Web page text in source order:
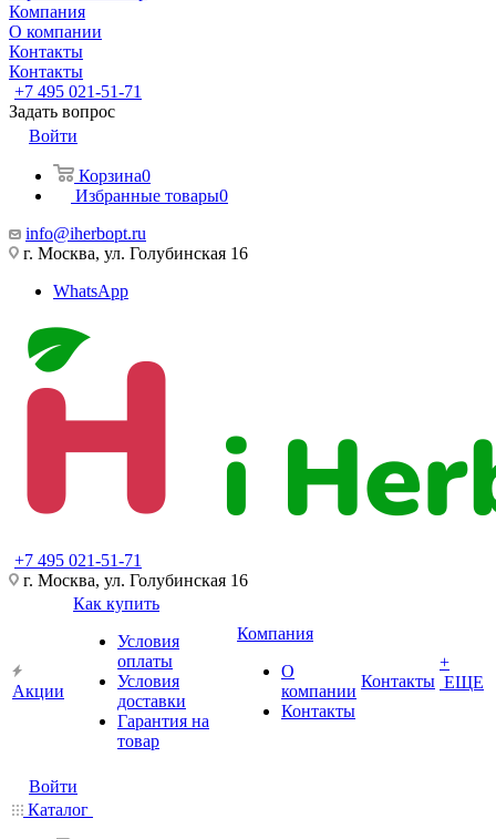
Компания
О компании
Контакты
Контакты
+7 495 021-51-71
Задать вопрос
Войти
Корзина0
Избранные товары0
info@iherbopt.ru
г. Москва, ул. Голубинская 16
WhatsApp
+7 495 021-51-71
г. Москва, ул. Голубинская 16
Акции
Как купить
Условия
оплаты
Условия
доставки
Гарантия на
товар
Компания
О
компании
Контакты
Контакты
+
ЕЩЕ
Войти
Каталог